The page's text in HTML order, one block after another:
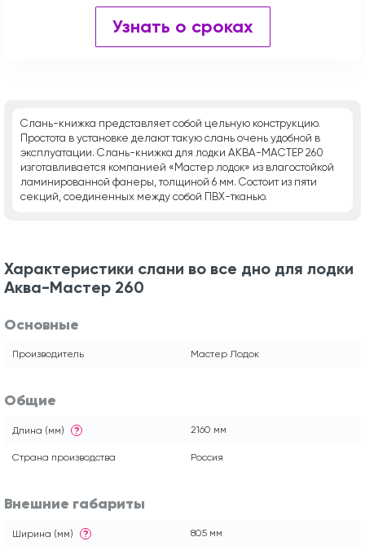
Узнать о сроках
Слань-книжка представляет собой цельную конструкцию.
Простота в установке делают такую слань очень удобной в
эксплуатации. Слань-книжка для лодки АКВА-МАСТЕР 260
изготавливается компанией «Мастер лодок» из влагостойкой
ламинированной фанеры, толщиной 6 мм. Состоит из пяти
секций, соединенных между собой ПВХ-тканью.
Характеристики слани во все дно для лодки
Аква-Мастер 260
Основные
Производитель Мастер Лодок
Общие
Длина (мм) ? 2160 мм
Страна производства Россия
Внешние габариты
Ширина (мм) ? 805 мм